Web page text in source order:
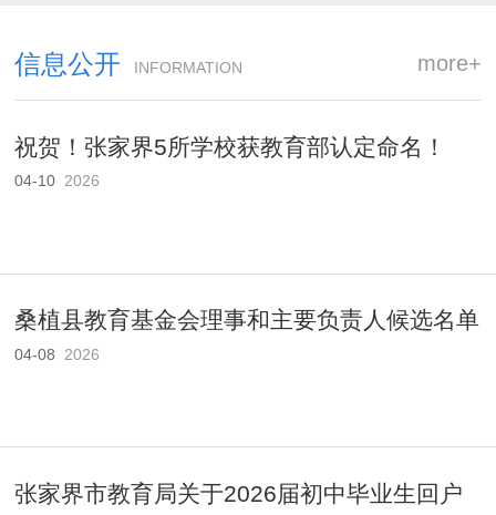
信息公开 INFORMATION more+
祝贺！张家界5所学校获教育部认定命名！
04-10 2026
桑植县教育基金会理事和主要负责人候选名单
公..
04-08 2026
张家界市教育局关于2026届初中毕业生回户